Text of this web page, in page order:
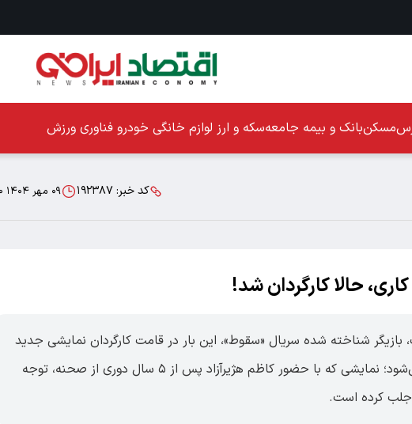
مسکنبانک و بیمه جامعهسکه و ارز لوازم خانگی خودرو فناوری ورزش
کد خبر: ۱۹۲۳۸۷ ۰۹ مهر ۱۴۰۴ ۰۳:۰۰
حالا کارگردان شد!
بازیگر شناخته شده سریال «سقوط»، این بار در قامت کارگردان نمایشی جدید
در تماشاخانه ملک ظاهر می‌شود؛ نمایشی که با حضور کاظم هژیرآزاد پس از ۵ سال دوری از صحنه، توجه
جلب کرده است.